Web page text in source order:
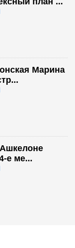
Марина
е ме...